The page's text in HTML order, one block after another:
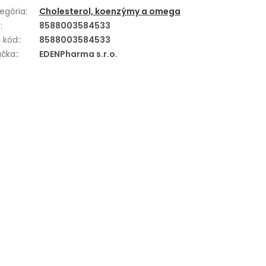
:
Cholesterol, koenzýmy a omega
:
8588003584533
kód::
8588003584533
: EDENPharma s.r.o.